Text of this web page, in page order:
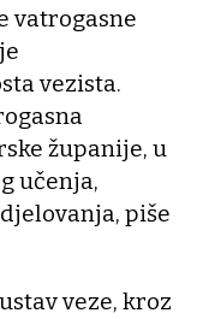
vatrogasne
vezista.
županije, u
učenja,
piše
veze, kroz